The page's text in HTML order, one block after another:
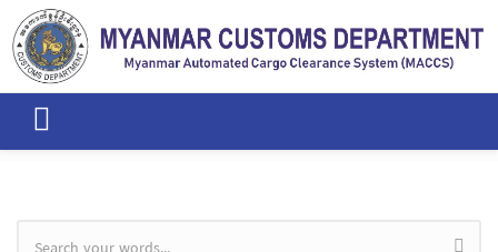
Skip to main content